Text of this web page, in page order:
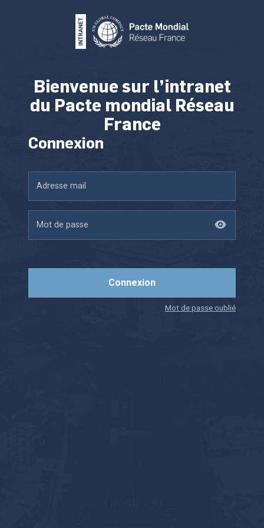
Bienvenue sur l’intranet
du Pacte mondial Réseau
France
Connexion
Adresse mail
Mot de passe
Mot de passe oublié